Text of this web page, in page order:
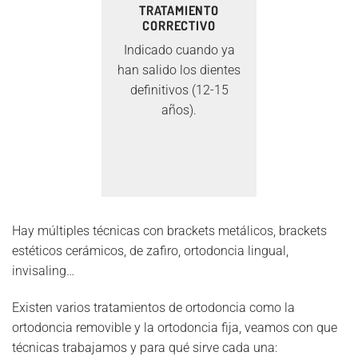
TRATAMIENTO
CORRECTIVO
Indicado cuando ya
han salido los dientes
definitivos (12-15
años).
Hay múltiples técnicas con brackets metálicos, brackets
estéticos cerámicos, de zafiro, ortodoncia lingual,
invisaling…
Existen varios tratamientos de ortodoncia como la
ortodoncia removible y la ortodoncia fija, veamos con que
técnicas trabajamos y para qué sirve cada una: